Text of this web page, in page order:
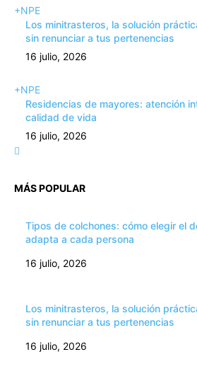
+NPE
Los minitrasteros, la solución
sin renunciar a tus pertenencias
16 julio, 2026
+NPE
Residencias de mayores: atención
calidad de vida
16 julio, 2026
MÁS POPULAR
Tipos de colchones: cómo elegir el
adapta a cada persona
16 julio, 2026
Los minitrasteros, la solución
sin renunciar a tus pertenencias
16 julio, 2026